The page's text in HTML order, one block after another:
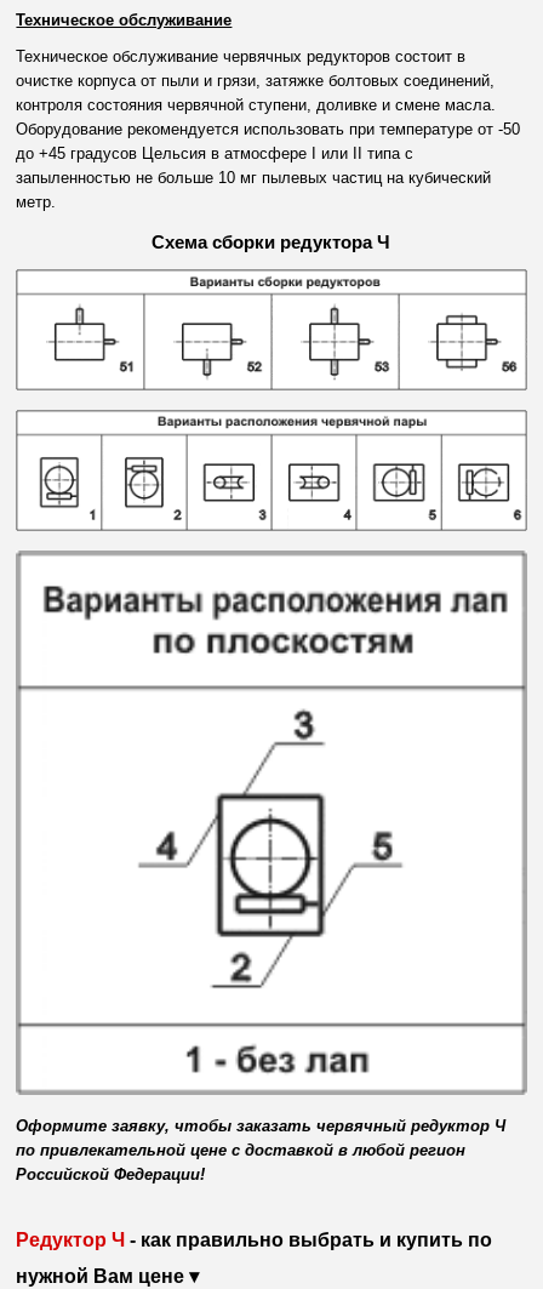
Техническое обслуживание
Техническое обслуживание червячных редукторов состоит в
очистке корпуса от пыли и грязи, затяжке болтовых соединений,
контроля состояния червячной ступени, доливке и смене масла.
Оборудование рекомендуется использовать при температуре от -50
до +45 градусов Цельсия в атмосфере I или II типа с
запыленностью не больше 10 мг пылевых частиц на кубический
метр.
Схема сборки редуктора Ч
Оформите заявку, чтобы заказать червячный редуктор Ч
по привлекательной цене с доставкой в любой регион
Российской Федерации!
Редуктор Ч - как правильно выбрать и купить по
нужной Вам цене ▾